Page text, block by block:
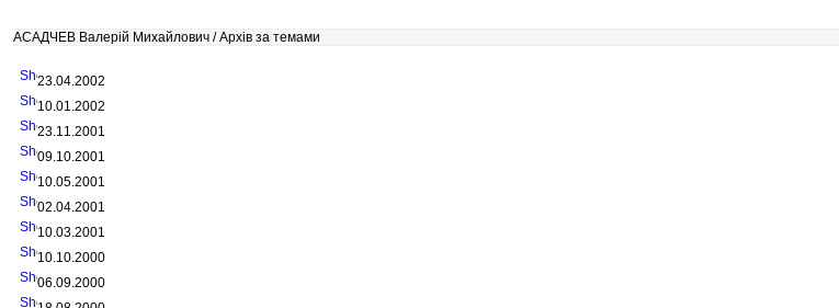
АСАДЧЕВ Валерій Михайлович / Архів за темами
23.04.2002
10.01.2002
23.11.2001
09.10.2001
10.05.2001
02.04.2001
10.03.2001
10.10.2000
06.09.2000